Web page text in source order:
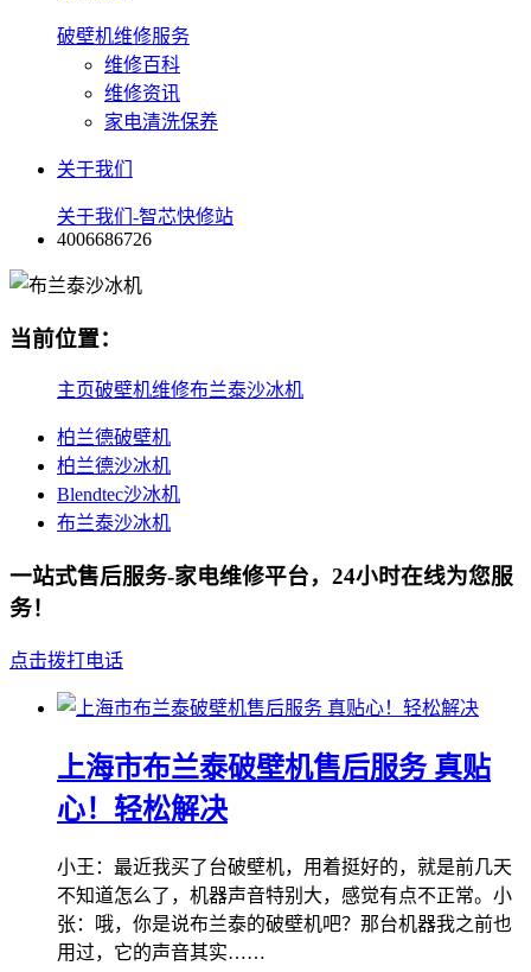
破壁机维修服务
维修百科
维修资讯
家电清洗保养
关于我们
关于我们-智芯快修站
4006686726
当前位置：
主页破壁机维修布兰泰沙冰机
柏兰德破壁机
柏兰德沙冰机
Blendtec沙冰机
布兰泰沙冰机
一站式售后服务-家电维修平台，24小时在线为您服
务！
点击拨打电话
上海市布兰泰破壁机售后服务 真贴
心！轻松解决
小王：最近我买了台破壁机，用着挺好的，就是前几天
不知道怎么了，机器声音特别大，感觉有点不正常。小
张：哦，你是说布兰泰的破壁机吧？那台机器我之前也
用过，它的声音其实……